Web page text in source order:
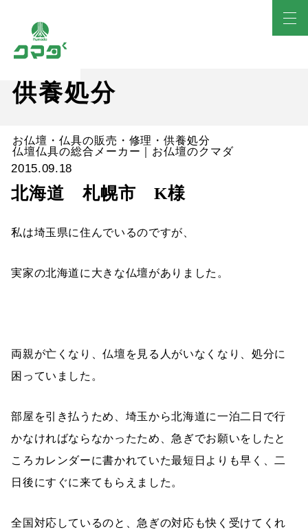
供養処分
お仏壇・仏具の販売・修理・供養処分
仏壇仏具の総合メーカー｜お仏壇のクマダ
2015.09.18
北海道 札幌市 K様
私は埼玉県に住んでいるのですが、
実家の北海道に大きな仏壇がありました。
両親が亡くなり、仏壇を見る人がいなくなり、処分に
困っていました。
部屋を引き払うため、埼玉から北海道に一泊二日で行
かなければならなかったため、急ぎでお願いをしたと
ころカレンダーに書かれていた最短日よりも早く、二
日後にすぐに来てもらえました。
全国対応しているのと、急ぎの対応も快く受けてくれ